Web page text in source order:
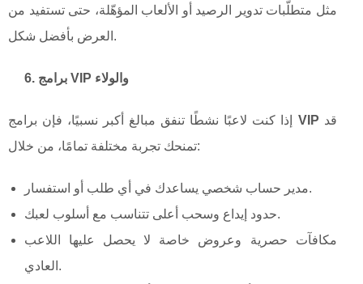
مثل متطلّبات تدوير الرصيد أو الألعاب المؤهّلة، حتى تستفيد من
العرض بأفضل شكل.
6. برامج VIP والولاء
VIP
تمنحك تجربة مختلفة تمامًا، من خلال:
مدير حساب شخصي يساعدك في أي طلب أو استفسار.
حدود إيداع وسحب أعلى تتناسب مع أسلوب لعبك.
مكافآت حصرية وعروض خاصة لا يحصل عليها اللاعب
العادي.